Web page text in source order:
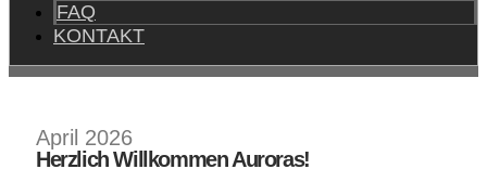
FAQ
KONTAKT
April 2026
Herzlich Willkommen Auroras!